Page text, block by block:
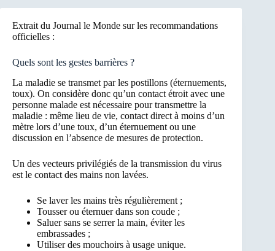
Extrait du Journal le Monde sur les recommandations
officielles :
Quels sont les gestes barrières ?
La maladie se transmet par les postillons (éternuements,
toux). On considère donc qu’un contact étroit avec une
personne malade est nécessaire pour transmettre la
maladie : même lieu de vie, contact direct à moins d’un
mètre lors d’une toux, d’un éternuement ou une
discussion en l’absence de mesures de protection.
Un des vecteurs privilégiés de la transmission du virus
est le contact des mains non lavées.
Se laver les mains très régulièrement ;
Tousser ou éternuer dans son coude ;
Saluer sans se serrer la main, éviter les
embrassades ;
Utiliser des mouchoirs à usage unique.